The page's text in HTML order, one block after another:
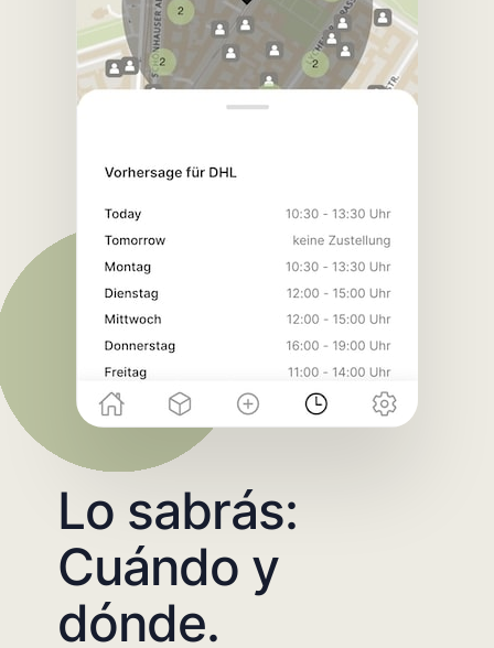
Lo sabrás:
Cuándo y
dónde.